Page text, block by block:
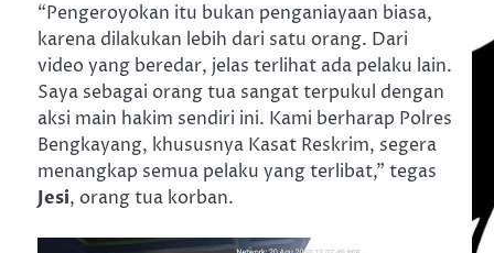
“Pengeroyokan itu bukan penganiayaan biasa,
karena dilakukan lebih dari satu orang. Dari
video yang beredar, jelas terlihat ada pelaku lain.
Saya sebagai orang tua sangat terpukul dengan
aksi main hakim sendiri ini. Kami berharap Polres
Bengkayang, khususnya Kasat Reskrim, segera
menangkap semua pelaku yang terlibat,” tegas
Jesi, orang tua korban.